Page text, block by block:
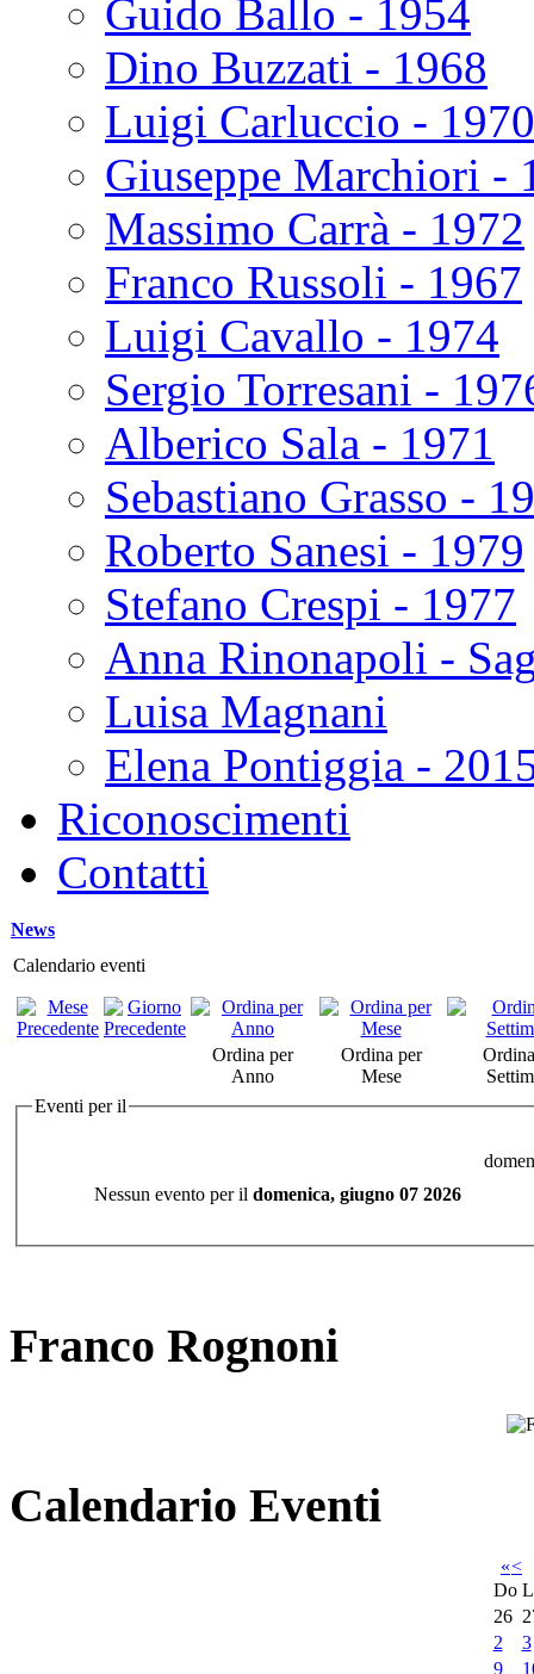
Guido Ballo - 1954
Dino Buzzati - 1968
Luigi Carluccio - 1970
Giuseppe Marchiori -
Massimo Carrà - 1972
Franco Russoli - 1967
Luigi Cavallo - 1974
Sergio Torresani -
Alberico Sala - 1971
Sebastiano Grasso -
Roberto Sanesi - 1979
Stefano Crespi - 1977
Anna Rinonapoli -
Luisa Magnani
Elena Pontiggia -
Riconoscimenti
Contatti
News
Calendario eventi
Ordina per
Anno
Ordina per
Mese
Eventi per il
Nessun evento per il domenica, giugno 07 2026
Franco Rognoni
Calendario Eventi
«<
Do
26
2
3
9